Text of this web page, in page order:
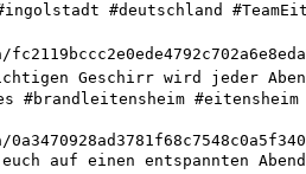
#deutschland
Geschirr wird jeder
#eitensheim
auf einen entspannten